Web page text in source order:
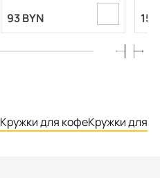
93 BYN 15
Кружки для кофеКружки для